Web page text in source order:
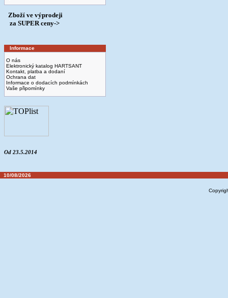
Zboží ve výprodeji
­ za SUPER ceny->
Informace
O nás
Elektronický katalog HARTSANT
Kontakt, platba a dodaní
Ochrana dat
Informace o dodacích podmínkách
Vaše připomínky
Od 23.5.2014
10/08/2026